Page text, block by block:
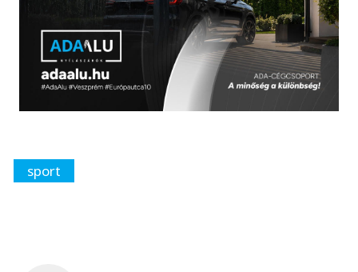
sport